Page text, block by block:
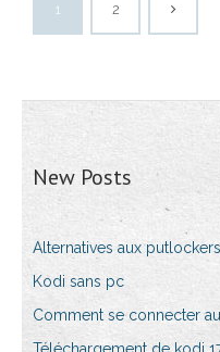
1 2
New Posts
Alternatives aux putlockers
Kodi sans pc
Comment se connecter